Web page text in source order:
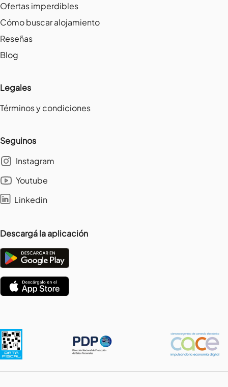
Ofertas imperdibles
Cómo buscar alojamiento
Reseñas
Blog
Legales
Términos y condiciones
Seguinos
Instagram
Youtube
Linkedin
Descargá la aplicación